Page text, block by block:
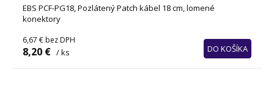
EBS PCF-PG18, Pozlátený Patch kábel 18 cm, lomené
konektory
6,67 € bez DPH
8,20 € / ks DO KOŠÍKA